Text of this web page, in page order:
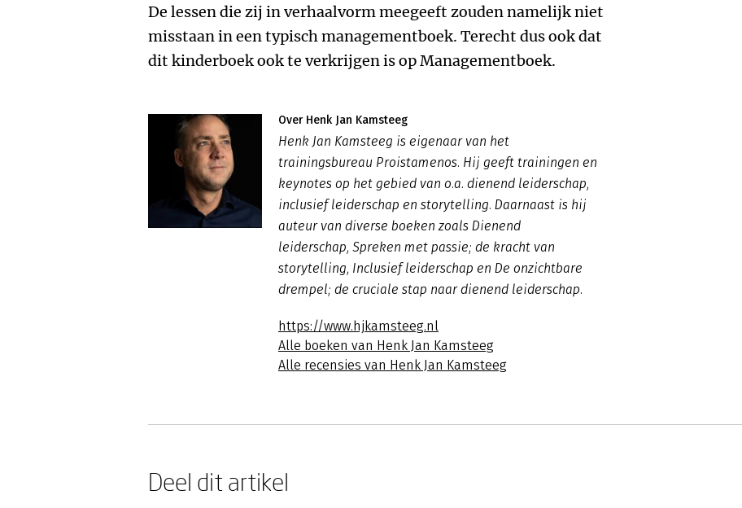
De lessen die zij in verhaalvorm meegeeft zouden namelijk niet
misstaan in een typisch managementboek. Terecht dus ook dat
dit kinderboek ook te verkrijgen is op Managementboek.
Over Henk Jan Kamsteeg
Henk Jan Kamsteeg is eigenaar van het
trainingsbureau Proistamenos. Hij geeft trainingen en
keynotes op het gebied van o.a. dienend leiderschap,
inclusief leiderschap en storytelling. Daarnaast is hij
auteur van diverse boeken zoals Dienend
leiderschap, Spreken met passie; de kracht van
storytelling, Inclusief leiderschap en De onzichtbare
drempel; de cruciale stap naar dienend leiderschap.
https://www.hjkamsteeg.nl
Alle boeken van Henk Jan Kamsteeg
Alle recensies van Henk Jan Kamsteeg
Deel dit artikel